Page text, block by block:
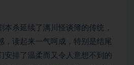
本杀延续了漓川怪谈簿的传统，
，读起来一气呵成，特别是结尾
安排了温柔而又令人意想不到的